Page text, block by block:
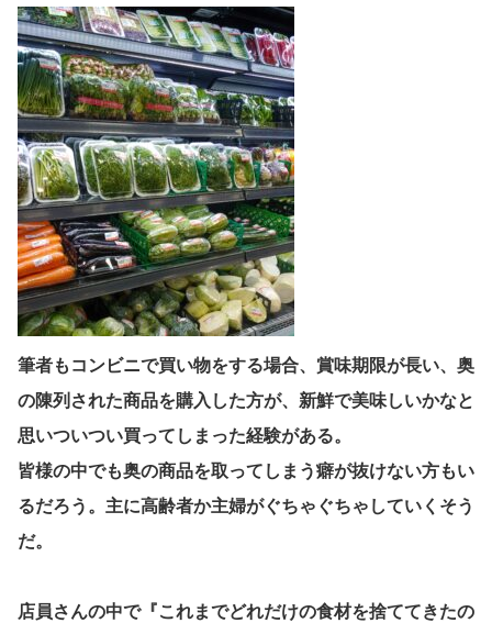
筆者もコンビニで買い物をする場合、賞味期限が長い、奥
の陳列された商品を購入した方が、新鮮で美味しいかなと
思いついつい買ってしまった経験がある。
皆様の中でも奥の商品を取ってしまう癖が抜けない方もい
るだろう。主に高齢者か主婦がぐちゃぐちゃしていくそう
だ。
店員さんの中で『これまでどれだけの食材を捨ててきたの